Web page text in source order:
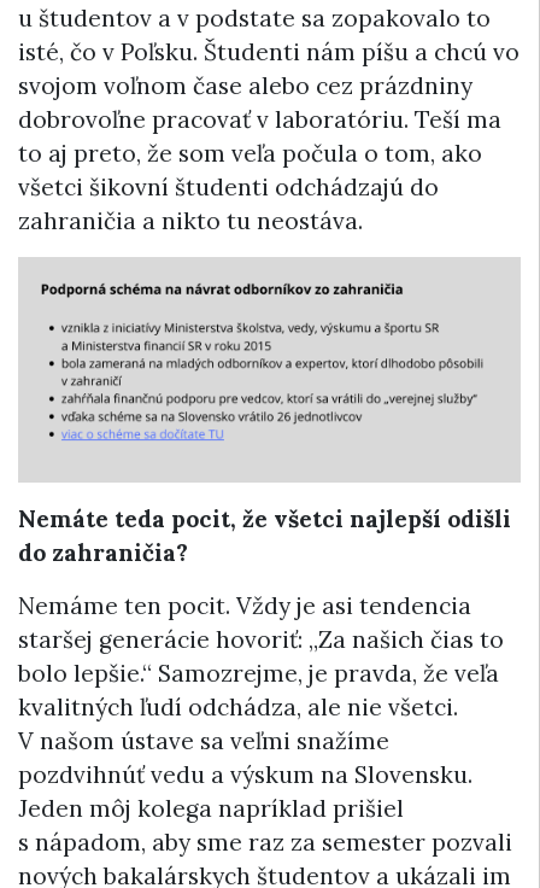
u študentov a v podstate sa zopakovalo to
isté, čo v Poľsku. Študenti nám píšu a chcú vo
svojom voľnom čase alebo cez prázdniny
dobrovoľne pracovať v laboratóriu. Teší ma
to aj preto, že som veľa počula o tom, ako
všetci šikovní študenti odchádzajú do
zahraničia a nikto tu neostáva.
Nemáte teda pocit, že všetci najlepší odišli
do zahraničia?
Nemáme ten pocit. Vždy je asi tendencia
staršej generácie hovoriť: „Za našich čias to
bolo lepšie.“ Samozrejme, je pravda, že veľa
kvalitných ľudí odchádza, ale nie všetci.
V našom ústave sa veľmi snažíme
pozdvihnúť vedu a výskum na Slovensku.
Jeden môj kolega napríklad prišiel
s nápadom, aby sme raz za semester pozvali
nových bakalárskych študentov a ukázali im